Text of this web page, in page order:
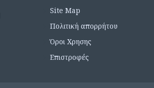
Site Map
Πολιτική απορρήτου
Όροι Χρησης
Επιστροφές